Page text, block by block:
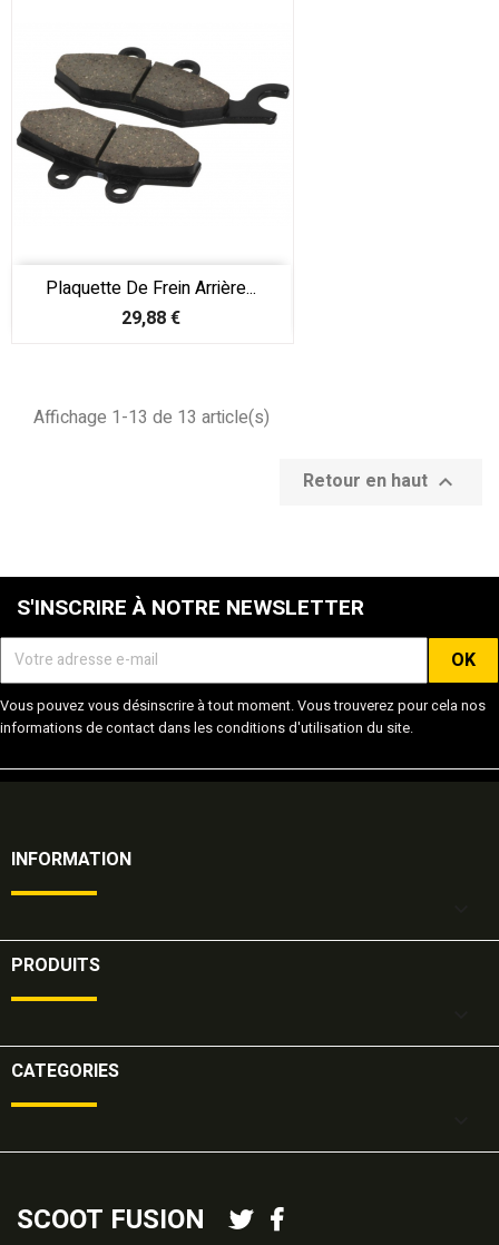
Plaquette De Frein Arrière...
Prix
29,88 €
Affichage 1-13 de 13 article(s)
Retour en haut 
S'INSCRIRE À NOTRE NEWSLETTER
Vous pouvez vous désinscrire à tout moment. Vous trouverez pour cela nos
informations de contact dans les conditions d'utilisation du site.
INFORMATION
PRODUITS
CATEGORIES
SCOOT FUSION